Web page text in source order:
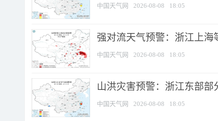
中国天气网 2026-08-08 18:05
强对流天气预警：浙江上海
中国天气网 2026-08-08 18:05
山洪灾害预警：浙江东部
中国天气网 2026-08-08 18:05